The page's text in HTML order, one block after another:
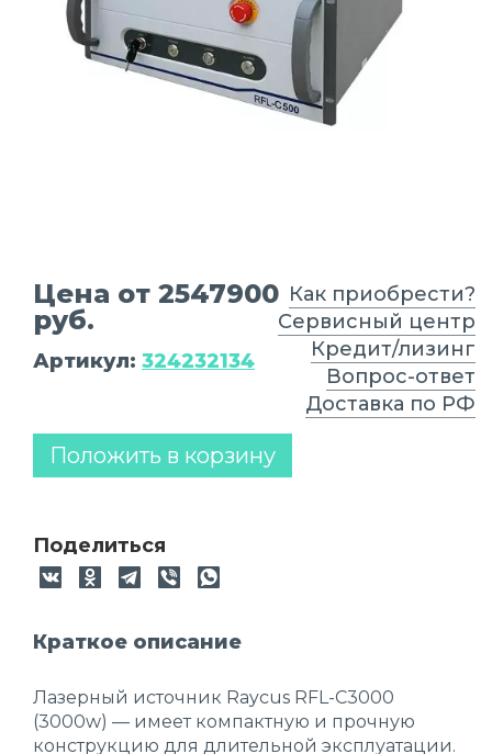
Цена от 2547900
руб.
Артикул: 324232134
Положить в корзину
Поделиться
Краткое описание
Лазерный источник Raycus RFL-C3000
(3000w) — имеет компактную и прочную
конструкцию для длительной эксплуатации.
Как приобрести?
Сервисный центр
Кредит/лизинг
Вопрос-ответ
Доставка по РФ